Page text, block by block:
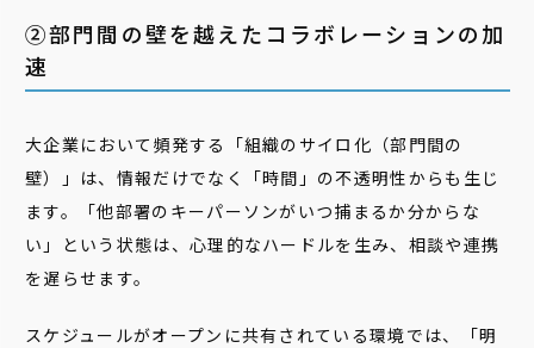
②部門間の壁を越えたコラボレーションの加
速
大企業において頻発する「組織のサイロ化（部門間の
壁）」は、情報だけでなく「時間」の不透明性からも生じ
ます。「他部署のキーパーソンがいつ捕まるか分からな
い」という状態は、心理的なハードルを生み、相談や連携
を遅らせます。
スケジュールがオープンに共有されている環境では、「明